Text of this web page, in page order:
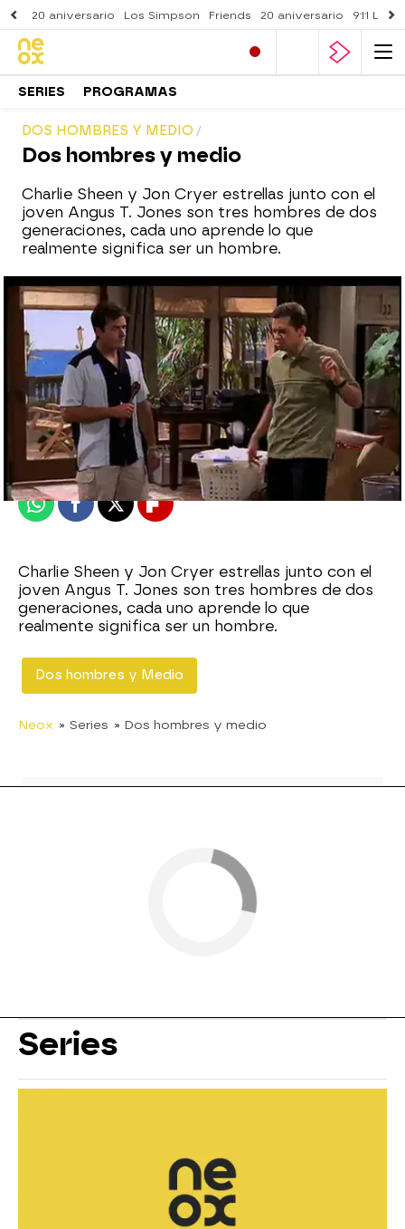
20 aniversario Los Simpson Friends 20 aniversario 911
SERIES PROGRAMAS
DOS HOMBRES Y MEDIO
Dos hombres y medio
Charlie Sheen y Jon Cryer estrellas junto con el
joven Angus T. Jones son tres hombres de dos
generaciones, cada uno aprende lo que
realmente significa ser un hombre.
neox
Publicado: 12 de noviembre de 2010, 11:53
WhatsappFacebook
X Flipboard
Charlie Sheen y Jon Cryer estrellas junto con el
joven Angus T. Jones son tres hombres de dos
generaciones, cada uno aprende lo que
realmente significa ser un hombre.
Dos hombres y Medio
Neox » Series » Dos hombres y medio
Series